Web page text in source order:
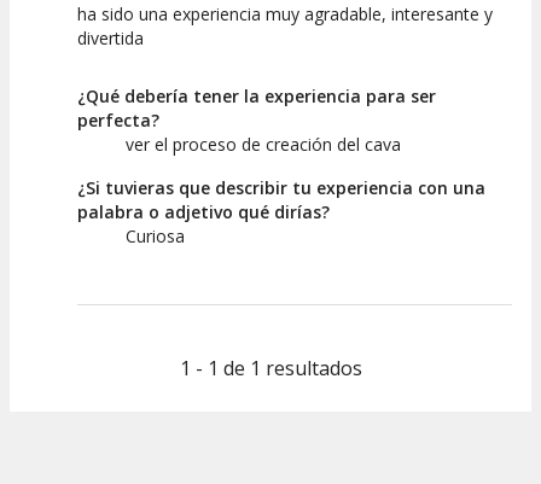
10
Actividad
10
Personal /
Guia
ha sido una experiencia muy agradable, interesante y
divertida
¿Qué debería tener la experiencia para ser
perfecta?
ver el proceso de creación del cava
¿Si tuvieras que describir tu experiencia con una
palabra o adjetivo qué dirías?
Curiosa
1 - 1 de 1 resultados